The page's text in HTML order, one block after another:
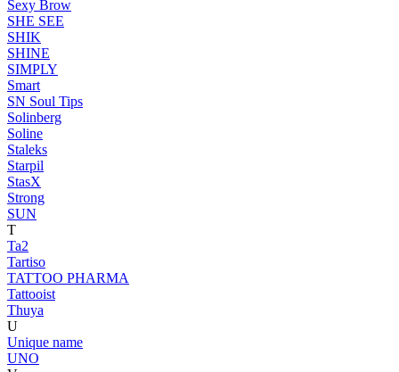
Sexy Brow
SHE SEE
SHIK
SHINE
SIMPLY
Smart
SN Soul Tips
Solinberg
Soline
Staleks
Starpil
StasX
Strong
SUN
T
Ta2
Tartiso
TATTOO PHARMA
Tattooist
Thuya
U
Unique name
UNO